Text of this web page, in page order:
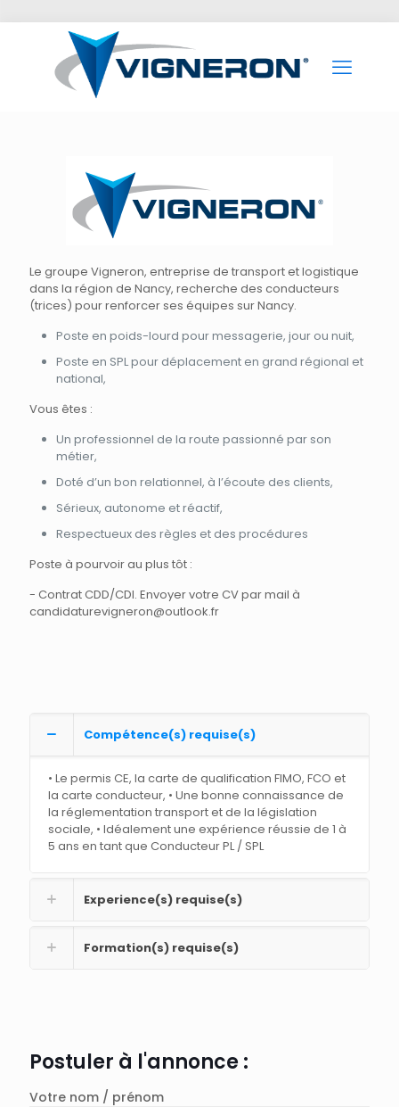
Le groupe Vigneron, entreprise de transport et logistique
dans la région de Nancy, recherche des conducteurs
(trices) pour renforcer ses équipes sur Nancy.
Poste en poids-lourd pour messagerie, jour ou nuit,
Poste en SPL pour déplacement en grand régional et
national,
Vous êtes :
Un professionnel de la route passionné par son
métier,
Doté d’un bon relationnel, à l’écoute des clients,
Sérieux, autonome et réactif,
Respectueux des règles et des procédures
Poste à pourvoir au plus tôt :
- Contrat CDD/CDI. Envoyer votre CV par mail à
candidaturevigneron@outlook.fr
Compétence(s) requise(s)
• Le permis CE, la carte de qualification FIMO, FCO et
la carte conducteur, • Une bonne connaissance de
la réglementation transport et de la législation
sociale, • Idéalement une expérience réussie de 1 à
5 ans en tant que Conducteur PL / SPL
Experience(s) requise(s)
Formation(s) requise(s)
Postuler à l'annonce :
Votre nom / prénom